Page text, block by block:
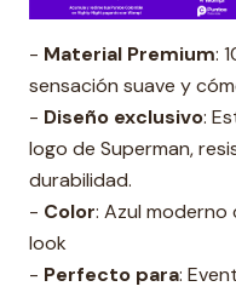
- Material Premium:
sensación suave y
- Diseño exclusivo:
logo de Superman,
durabilidad.
- Color: Azul
look
- Perfecto para: